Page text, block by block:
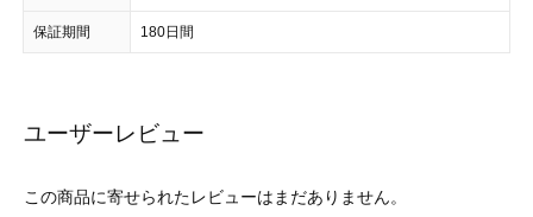
保証期間 180日間
ユーザーレビュー
この商品に寄せられたレビューはまだありません。